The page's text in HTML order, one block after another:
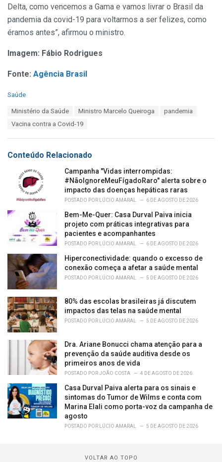
Delta, como vencemos a Gama e vamos livrar o Brasil da
pandemia da covid-19 para voltarmos a ser felizes, como
éramos antes”, afirmou o ministro.
Imagem: Fábio Rodrigues
Fonte: Agência Brasil
C
i
Saúde
Ministério da Saúde Ministro Marcelo Queiroga
pandemia
Vacina contra a Covid-19
Conteúdo Relacionado
Campanha "Vidas interrompidas:
#NãoIgnoreMeuFígadoRaro" alerta sobre o
impacto das doenças hepáticas raras
POSTADO POR LÚCIO AMARAL 6 DE AGOSTO DE 2026
Bem-Me-Quer: Casa Durval Paiva inicia
projeto com práticas integrativas para
pacientes e acompanhantes
POSTADO POR LÚCIO AMARAL 6 DE AGOSTO DE 2026
Hiperconectividade: quando o excesso de
conexão começa a afetar a saúde mental
POSTADO POR LÚCIO AMARAL 5 DE AGOSTO DE 2026
80% das escolas brasileiras já discutem
impactos das telas na saúde mental
POSTADO POR LÚCIO AMARAL 5 DE AGOSTO DE 2026
Dra. Ariane Bonucci chama atenção para a
prevenção da saúde auditiva desde os
primeiros anos de vida
POSTADO PORJOÃO COSTA 4 DE AGOSTO DE 2026
Casa Durval Paiva alerta para os sinais e
sintomas do Tumor de Wilms e conta com
Marina Elali como porta-voz da campanha de
agosto
POSTADO POR LÚCIO AMARAL 5 DE AGOSTO DE 2026
VOLTAR AO TOPO